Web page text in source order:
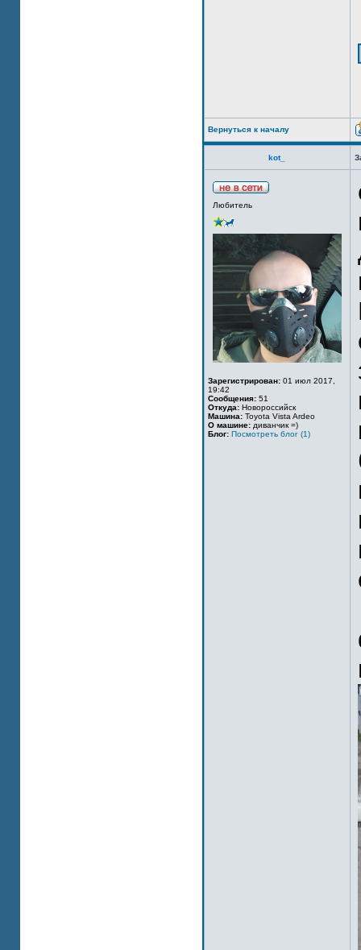
Вернуться к началу
kot_
Любитель
Зарегистрирован: 01 июл 2017,
19:42
Сообщения: 51
Откуда: Новороссийск
Машина: Toyota Vista Ardeo
О машине: диванчик =)
Блог: Посмотреть блог (1)